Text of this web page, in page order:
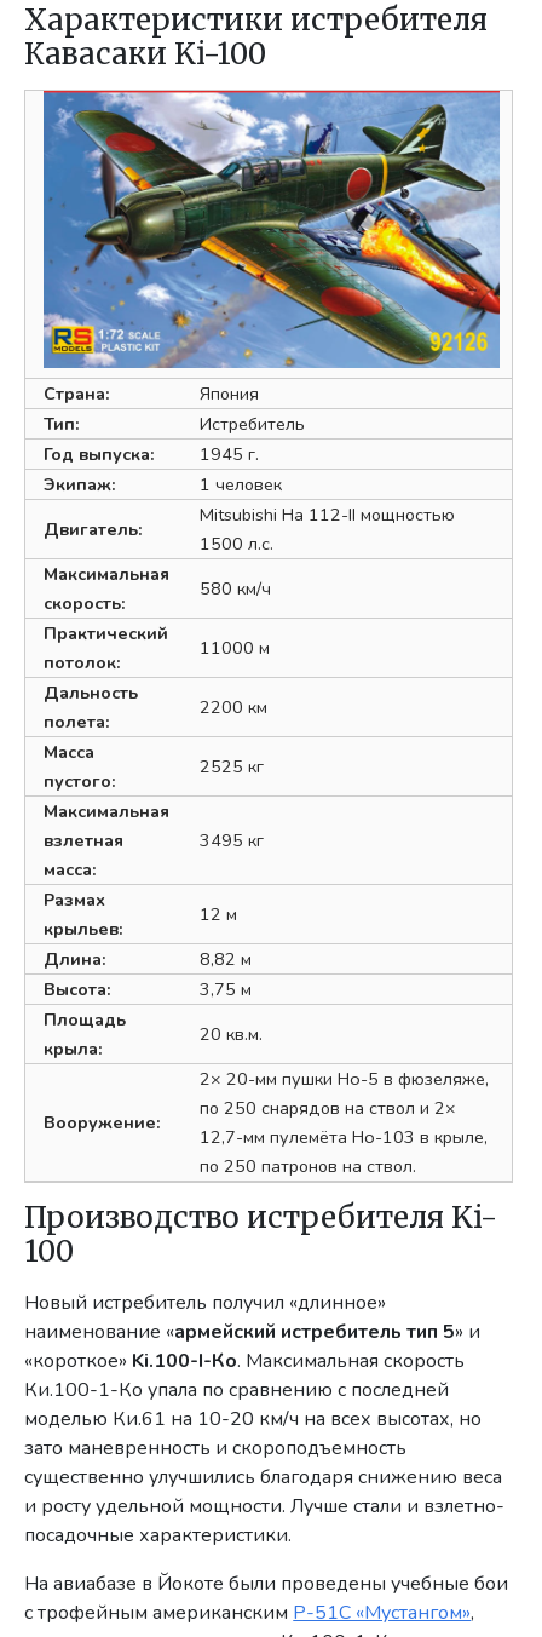
Характеристики истребителя
Кавасаки Ki-100
Страна:
Япония
Тип:
Истребитель
Год выпуска:
1945 г.
Экипаж:
1 человек
Двигатель:
Mitsubishi Ha 112-II мощностью
1500 л.с.
Максимальная
скорость:
580 км/ч
Практический
потолок:
11000 м
Дальность
полета:
2200 км
Масса
пустого:
2525 кг
Максимальная
взлетная
масса:
3495 кг
Размах
крыльев:
12 м
Длина:
8,82 м
Высота:
3,75 м
Площадь
крыла:
20 кв.м.
Вооружение:
2× 20-мм пушки Ho-5 в фюзеляже,
по 250 снарядов на ствол и 2×
12,7-мм пулемёта Ho-103 в крыле,
по 250 патронов на ствол.
Производство истребителя Ki-
100
Новый истребитель получил «длинное»
наименование «армейский истребитель тип 5» и
«короткое» Ki.100-I-Ко. Максимальная скорость
Ки.100-1-Ко упала по сравнению с последней
моделью Ки.61 на 10-20 км/ч на всех высотах, но
зато маневренность и скороподъемность
существенно улучшились благодаря снижению веса
и росту удельной мощности. Лучше стали и взлетно-
посадочные характеристики.
На авиабазе в Йокоте были проведены учебные бои
с трофейным американским Р-51C «Мустангом»,